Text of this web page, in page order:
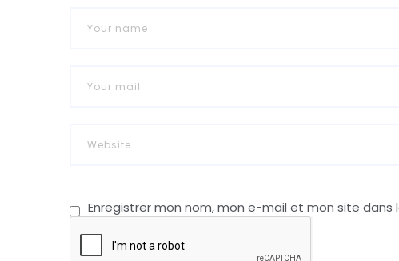
Enregistrer mon nom, mon e-mail et mon site